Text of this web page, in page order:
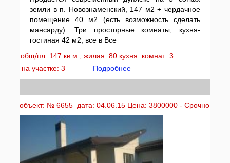
земли в п. Новознаменский, 147 м2 + чердачное
помещение 40 м2 (есть возможность сделать
мансарду). Три просторные комнаты, кухня-
гостиная 42 м2, все в Все
общ/пл: 147 кв.м., жилая: 80 кухня: комнат: 3
на участке: 3
Подробнее
объект: № 6655 дата: 04.06.15 Цена: 3800000 - Срочно